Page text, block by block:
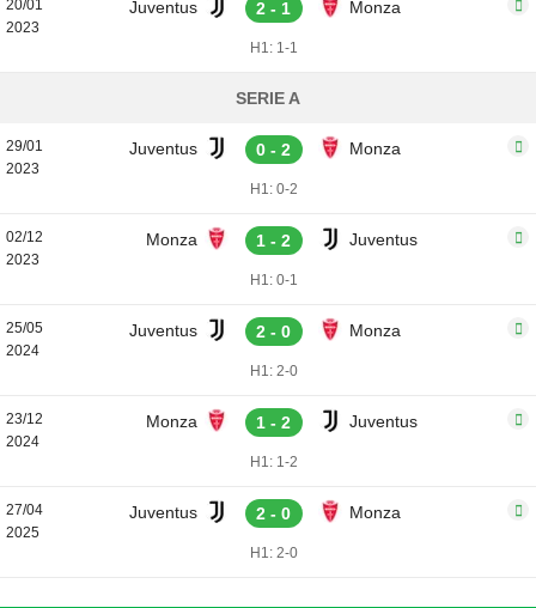
20/01
2023
Juventus 2 - 1 Monza
H1: 1-1
SERIE A
29/01
2023
Juventus 0 - 2 Monza
H1: 0-2
02/12
2023
Monza 1 - 2 Juventus
H1: 0-1
25/05
2024
Juventus 2 - 0 Monza
H1: 2-0
23/12
2024
Monza 1 - 2 Juventus
H1: 1-2
27/04
2025
Juventus 2 - 0 Monza
H1: 2-0